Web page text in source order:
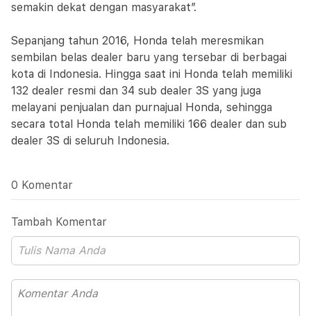
semakin dekat dengan masyarakat”.
Sepanjang tahun 2016, Honda telah meresmikan
sembilan belas dealer baru yang tersebar di berbagai
kota di Indonesia. Hingga saat ini Honda telah memiliki
132 dealer resmi dan 34 sub dealer 3S yang juga
melayani penjualan dan purnajual Honda, sehingga
secara total Honda telah memiliki 166 dealer dan sub
dealer 3S di seluruh Indonesia.
0 Komentar
Tambah Komentar